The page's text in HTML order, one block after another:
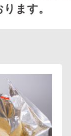
ます。